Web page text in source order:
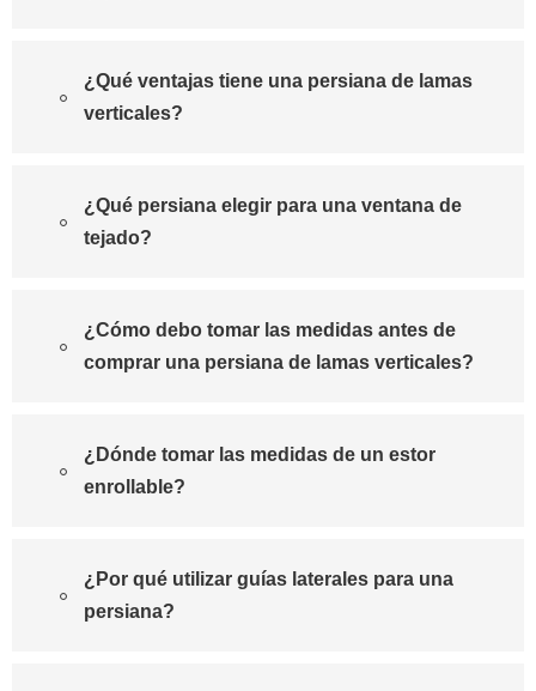
¿Qué ventajas tiene una persiana de lamas
verticales?
¿Qué persiana elegir para una ventana de
tejado?
¿Cómo debo tomar las medidas antes de
comprar una persiana de lamas verticales?
¿Dónde tomar las medidas de un estor
enrollable?
¿Por qué utilizar guías laterales para una
persiana?